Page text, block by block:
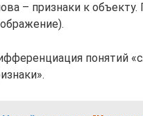
– признаки к
понятий